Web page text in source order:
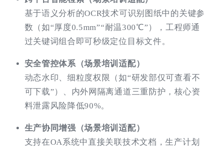
基于语义分析的OCR技术可识别图纸中的关键参
数（如“厚度0.5mm”“耐温300℃”），工程师通
过关键词组合即可秒级定位目标文件。
安全管控体系（场景培训适配）
动态水印、细粒度权限（如“研发部仅可查看不
可下载”）、内外网隔离通道三重防护，核心资
料泄露风险降低90%。
生产协同增强（场景培训适配）
支持在OA系统中直接关联技术文档，生产计划